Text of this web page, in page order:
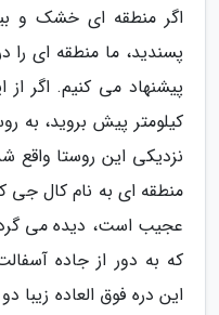
اگر منطقه ای خشک و
پسندید، ما منطقه ای
کیلومتر پیش بروید، به
نزدیکی این روستا
منطقه ای به نام کال جی
عجیب است، دیده می
که به دور از جاده
این دره فوق العاده زیبا